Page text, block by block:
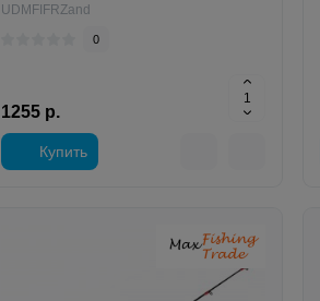
UDMFIFRZand
0
1255 р.
Купить